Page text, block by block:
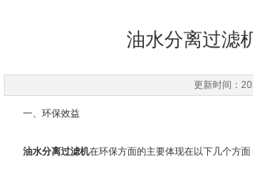
油水分离过滤
更新时间：
一、环保效益
油水分离过滤机在环保方面的主要体现在以下几个方面